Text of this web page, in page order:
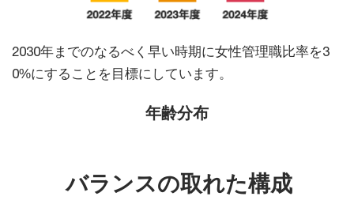
2030年までのなるべく早い時期に女性管理職比率を3
0%にすることを目標にしています。
年齢分布
バランスの取れた構成